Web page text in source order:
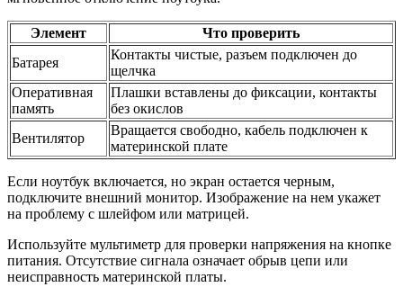
Элемент
Что проверить
Батарея
Контакты чистые, разъем подключен до
щелчка
Оперативная
память
Плашки вставлены до фиксации, контакты
без окислов
Вентилятор
Вращается свободно, кабель подключен к
материнской плате
Если ноутбук включается, но экран остается черным,
подключите внешний монитор. Изображение на нем укажет
на проблему с шлейфом или матрицей.
Используйте мультиметр для проверки напряжения на кнопке
питания. Отсутствие сигнала означает обрыв цепи или
неисправность материнской платы.